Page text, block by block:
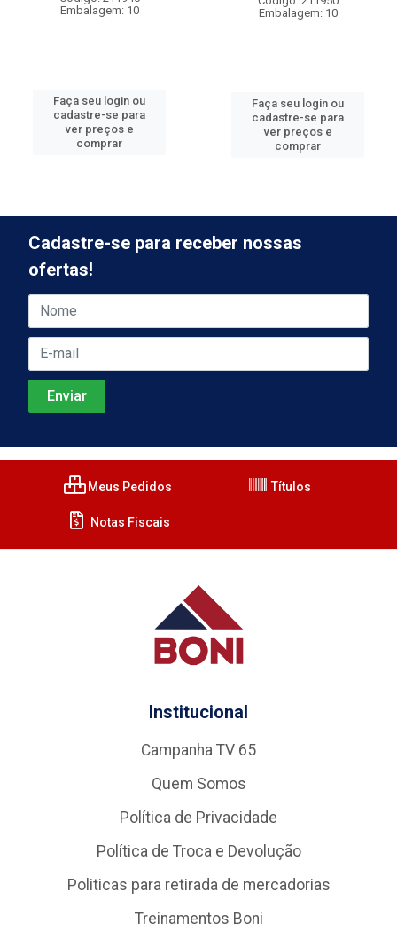
Embalagem: 10
Faça seu login ou
cadastre-se para
ver preços e
comprar
Embalagem: 10
Faça seu login ou
cadastre-se para
ver preços e
comprar
Cadastre-se para receber nossas
ofertas!
Meus Pedidos Títulos
Notas Fiscais
Institucional
Campanha TV 65
Quem Somos
Política de Privacidade
Política de Troca e Devolução
Politicas para retirada de mercadorias
Treinamentos Boni